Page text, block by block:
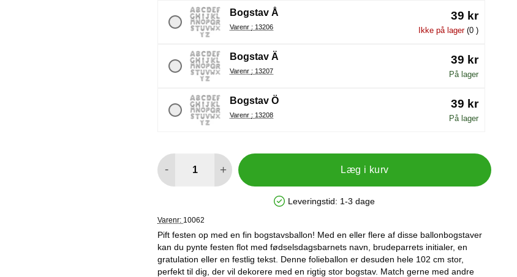
Bogstav Å
Varenr : 13206
39 kr
Ikke på lager(0 )
Bogstav Ä
Varenr : 13207
39 kr
På lager
Bogstav Ö
Varenr : 13208
39 kr
På lager
- + Læg i kurv
Produkttilgængelighed: På lager
Leveringstid: 1-3 dage
Varenr: 10062
Pift festen op med en fin bogstavsballon! Med en eller flere af disse ballonbogstaver
kan du pynte festen flot med fødselsdagsbarnets navn, brudeparrets initialer, en
gratulation eller en festlig tekst. Denne folieballon er desuden hele 102 cm stor,
perfekt til dig, der vil dekorere med en rigtig stor bogstav. Match gerne med andre